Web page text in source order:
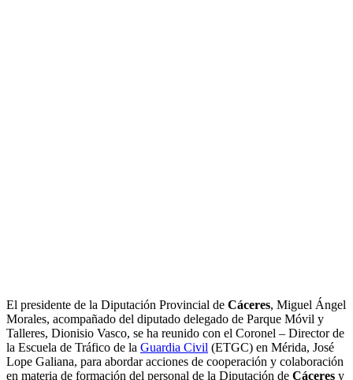
El presidente de la Diputación Provincial de Cáceres, Miguel Ángel
Morales, acompañado del diputado delegado de Parque Móvil y
Talleres, Dionisio Vasco, se ha reunido con el Coronel – Director de
la Escuela de Tráfico de la Guardia Civil (ETGC) en Mérida, José
Lope Galiana, para abordar acciones de cooperación y colaboración
en materia de formación del personal de la Diputación de Cáceres y